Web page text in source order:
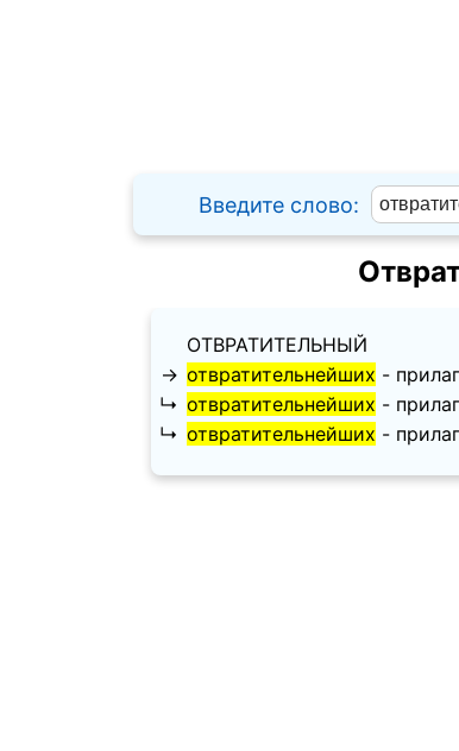
Введите слово:
ОТВРАТИТЕЛЬНЫЙ
→ отвратительнейших -
↳ отвратительнейших -
↳ отвратительнейших -